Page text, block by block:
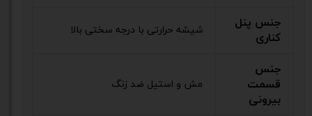
جنس پنل
کناری
شیشه حرارتی با درجه سختی بالا
جنس
قسمت
بیرونی
مش و استیل ضد زنگ